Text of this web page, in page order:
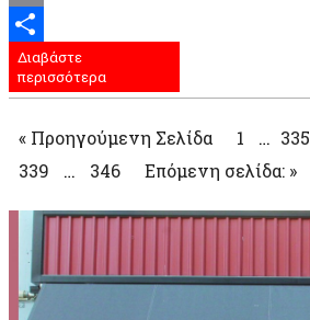
Email
Μοιραστείτε
Διαβάστε
περισσότερα
« Προηγούμενη Σελίδα 1 … 335
339
… 346 Επόμενη σελίδα: »